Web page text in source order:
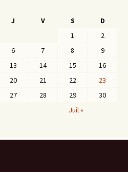
J V S
D
1
2
6 7 8
9
13 14 15
16
20 21 22
23
27 28 29
30
Juil »